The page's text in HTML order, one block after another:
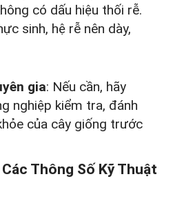
có dấu hiệu thối rễ.
sinh, hệ rễ nên dày,
gia: Nếu cần, hãy
nghiệp kiểm tra, đánh
của cây giống trước
Thông Số Kỹ Thuật